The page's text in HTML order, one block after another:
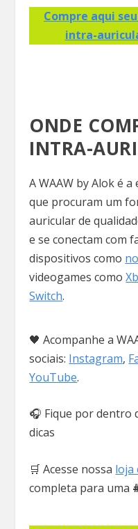
Compre aqui
intra-
ONDE
INTRA-
A WAAW by Alok é
que procuram um
auricular de
e se conectam com
dispositivos como
videogames como
Switch.
🖤 Acompanhe a
sociais: Instagram,
YouTube.
🎧 Fique por dentro
dicas
🛒 Acesse nossa loja
completa para uma